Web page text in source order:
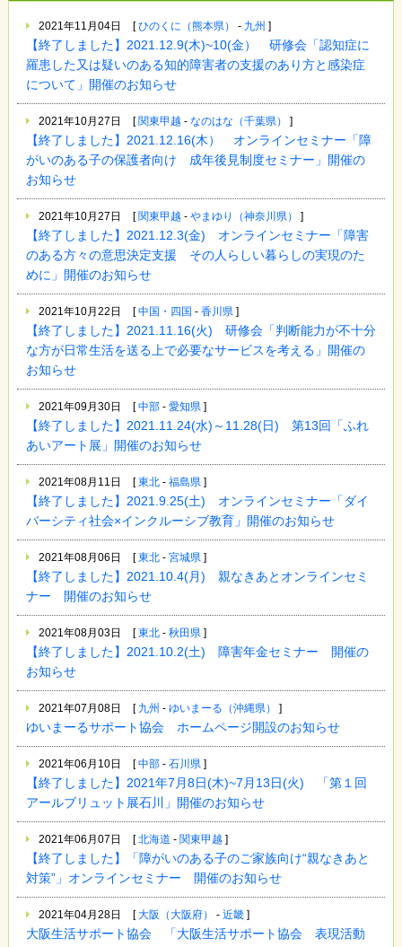
2021年11月04日 [ひのくに（熊本県） - 九州 ]
【終了しました】2021.12.9(木)~10(金） 研修会「認知症に
羅患した又は疑いのある知的障害者の支援のあり方と感染症
について」開催のお知らせ
2021年10月27日 [ 関東甲越 - なのはな（千葉県） ]
【終了しました】2021.12.16(木） オンラインセミナー「障
がいのある子の保護者向け 成年後見制度セミナー」開催の
お知らせ
2021年10月27日 [ 関東甲越 - やまゆり（神奈川県） ]
【終了しました】2021.12.3(金) オンラインセミナー「障害
のある方々の意思決定支援 その人らしい暮らしの実現のた
めに」開催のお知らせ
2021年10月22日 [中国・四国 - 香川県]
【終了しました】2021.11.16(火) 研修会「判断能力が不十分
な方が日常生活を送る上で必要なサービスを考える」開催の
お知らせ
2021年09月30日 [中部- 愛知県]
【終了しました】2021.11.24(水)～11.28(日) 第13回「ふれ
あいアート展」開催のお知らせ
2021年08月11日 [東北- 福島県]
【終了しました】2021.9.25(土) オンラインセミナー「ダイ
バーシティ社会×インクルーシブ教育」開催のお知らせ
2021年08月06日 [東北- 宮城県]
【終了しました】2021.10.4(月) 親なきあとオンラインセミ
ナー 開催のお知らせ
2021年08月03日 [東北- 秋田県]
【終了しました】2021.10.2(土) 障害年金セミナー 開催の
お知らせ
2021年07月08日 [ 九州 - ゆいまーる（沖縄県） ]
ゆいまーるサポート協会 ホームページ開設のお知らせ
2021年06月10日 [中部- 石川県]
【終了しました】2021年7月8日(木)~7月13日(火) 「第１回
アールブリュット展石川」開催のお知らせ
2021年06月07日 [北海道 - 関東甲越 ]
【終了しました】「障がいのある子のご家族向け“親なきあと
対策”」オンラインセミナー 開催のお知らせ
2021年04月28日 [大阪（大阪府） - 近畿]
大阪生活サポート協会 「大阪生活サポート協会 表現活動